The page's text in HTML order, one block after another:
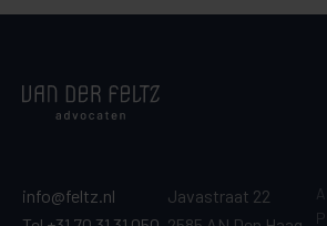
info@feltz.nl
Javastraat 22